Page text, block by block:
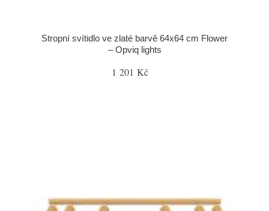
Stropní svítidlo ve zlaté barvě 64x64 cm Flower
– Opviq lights
1 201 Kč